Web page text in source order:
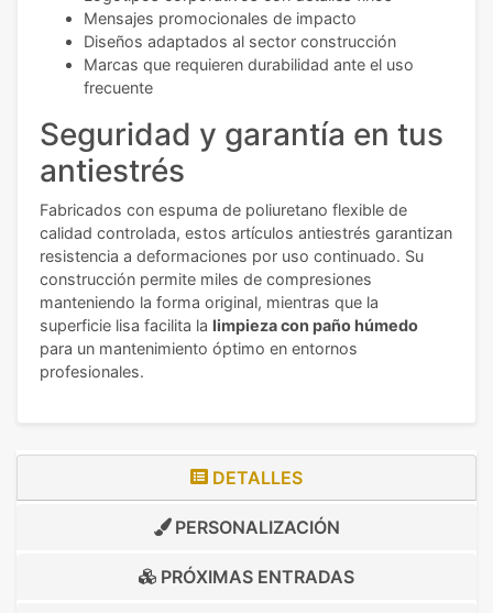
Mensajes promocionales de impacto
Diseños adaptados al sector construcción
Marcas que requieren durabilidad ante el uso
frecuente
Seguridad y garantía en tus
antiestrés
Fabricados con espuma de poliuretano flexible de
calidad controlada, estos artículos antiestrés garantizan
resistencia a deformaciones por uso continuado. Su
construcción permite miles de compresiones
manteniendo la forma original, mientras que la
superficie lisa facilita la limpieza con paño húmedo
para un mantenimiento óptimo en entornos
profesionales.
DETALLES
PERSONALIZACIÓN
PRÓXIMAS ENTRADAS